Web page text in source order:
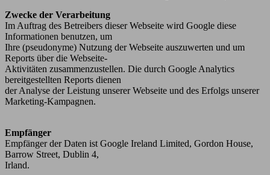
Zwecke der Verarbeitung
Im Auftrag des Betreibers dieser Webseite wird Google diese
Informationen benutzen, um
Ihre (pseudonyme) Nutzung der Webseite auszuwerten und um
Reports über die Webseite-
Aktivitäten zusammenzustellen. Die durch Google Analytics
bereitgestellten Reports dienen
der Analyse der Leistung unserer Webseite und des Erfolgs unserer
Marketing-Kampagnen.
Empfänger
Empfänger der Daten ist Google Ireland Limited, Gordon House,
Barrow Street, Dublin 4,
Irland.